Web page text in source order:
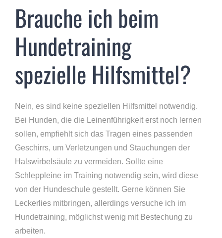
Brauche ich beim
Hundetraining
spezielle Hilfsmittel?
Nein, es sind keine speziellen Hilfsmittel notwendig.
Bei Hunden, die die Leinenführigkeit erst noch lernen
sollen, empfiehlt sich das Tragen eines passenden
Geschirrs, um Verletzungen und Stauchungen der
Halswirbelsäule zu vermeiden. Sollte eine
Schleppleine im Training notwendig sein, wird diese
von der Hundeschule gestellt. Gerne können Sie
Leckerlies mitbringen, allerdings versuche ich im
Hundetraining, möglichst wenig mit Bestechung zu
arbeiten.